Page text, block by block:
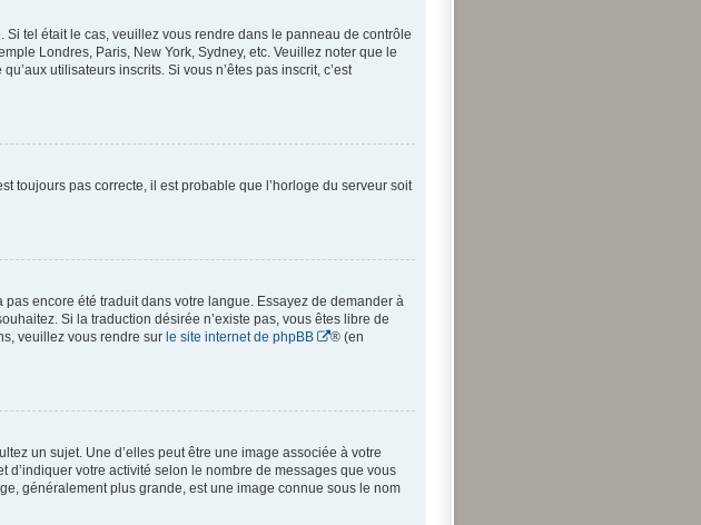
tel était le cas, veuillez vous rendre dans le panneau de contrôle
Londres, Paris, New York, Sydney, etc. Veuillez noter que le
utilisateurs inscrits. Si vous n’êtes pas inscrit, c’est
toujours pas correcte, il est probable que l’horloge du serveur soit
encore été traduit dans votre langue. Essayez de demander à
Si la traduction désirée n’existe pas, vous êtes libre de
veuillez vous rendre sur le site internet de phpBB
® (en
un sujet. Une d’elles peut être une image associée à votre
votre activité selon le nombre de messages que vous
généralement plus grande, est une image connue sous le nom